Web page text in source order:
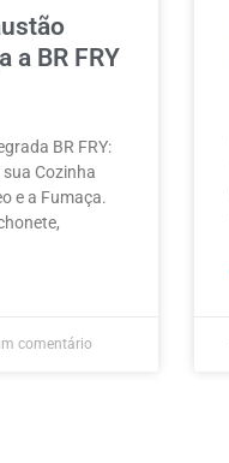
a BR FRY
BR FRY:
Cozinha
e a Fumaça.
comentário